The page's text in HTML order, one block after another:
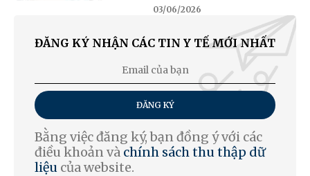
03/06/2026
ĐĂNG KÝ NHẬN CÁC TIN Y TẾ MỚI NHẤT
ĐĂNG KÝ
Bằng việc đăng ký, bạn đồng ý với các
điều khoản và chính sách thu thập dữ
liệu của website.